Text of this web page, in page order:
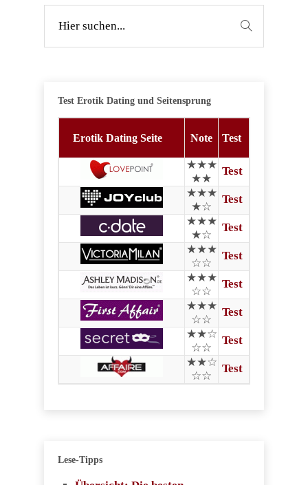
Test Erotik Dating und Seitensprung
Erotik Dating Seite Note Test
★★★
★★
Test
★★★
★☆
Test
★★★
★☆
Test
★★★
☆☆
Test
★★★
☆☆
Test
★★★
☆☆
Test
★★☆
☆☆
Test
★★☆
☆☆
Test
Lese-Tipps